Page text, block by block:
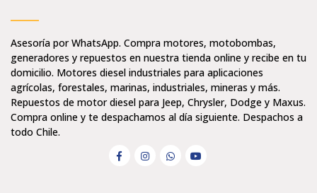
Asesoría por WhatsApp. Compra motores, motobombas,
generadores y repuestos en nuestra tienda online y recibe en tu
domicilio. Motores diesel industriales para aplicaciones
agrícolas, forestales, marinas, industriales, mineras y más.
Repuestos de motor diesel para Jeep, Chrysler, Dodge y Maxus.
Compra online y te despachamos al día siguiente. Despachos a
todo Chile.